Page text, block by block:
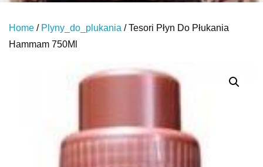
Home / Plyny_do_plukania / Tesori Płyn Do Płukania
Hammam 750Ml